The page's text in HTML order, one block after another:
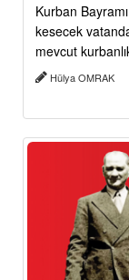
Kurban
kesecek
mevcut
Hülya OMRAK